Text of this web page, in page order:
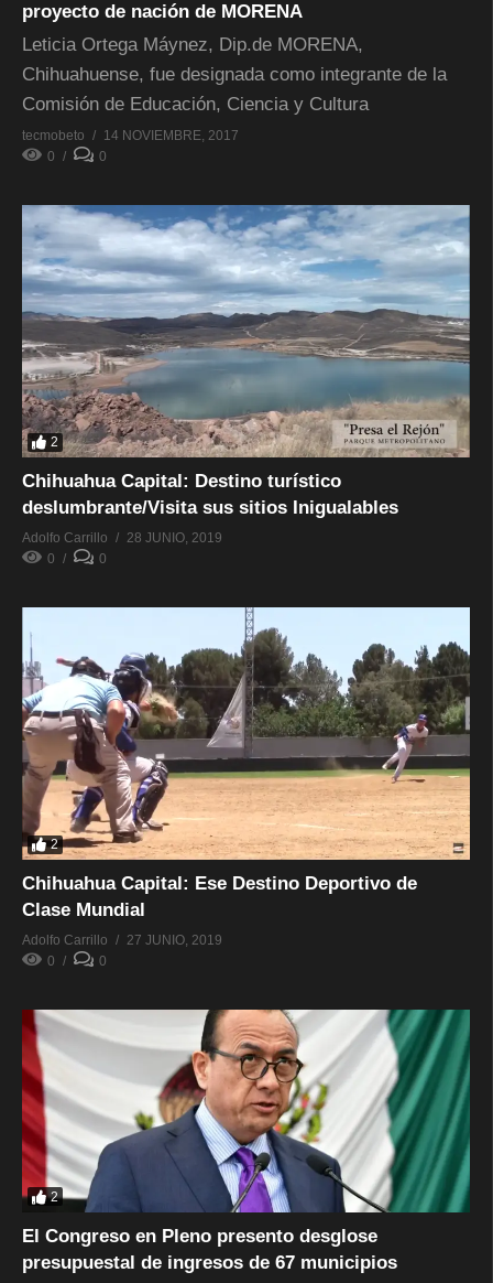
proyecto de nación de MORENA
Leticia Ortega Máynez, Dip.de MORENA,
Chihuahuense, fue designada como integrante de la
Comisión de Educación, Ciencia y Cultura
tecmobeto
14 NOVIEMBRE, 2017
0
0
2
Chihuahua Capital: Destino turístico
deslumbrante/Visita sus sitios Inigualables
Adolfo Carrillo
28 JUNIO, 2019
0
0
2
Chihuahua Capital: Ese Destino Deportivo de
Clase Mundial
Adolfo Carrillo
27 JUNIO, 2019
0
0
2
El Congreso en Pleno presento desglose
presupuestal de ingresos de 67 municipios